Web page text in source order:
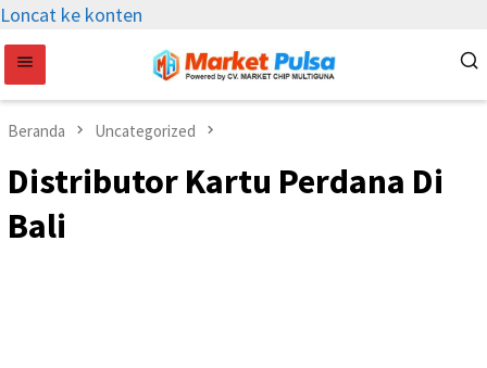
Loncat ke konten
Beranda Uncategorized
Distributor Kartu Perdana Di
Bali